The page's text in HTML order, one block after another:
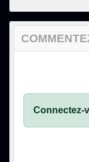
Connectez-